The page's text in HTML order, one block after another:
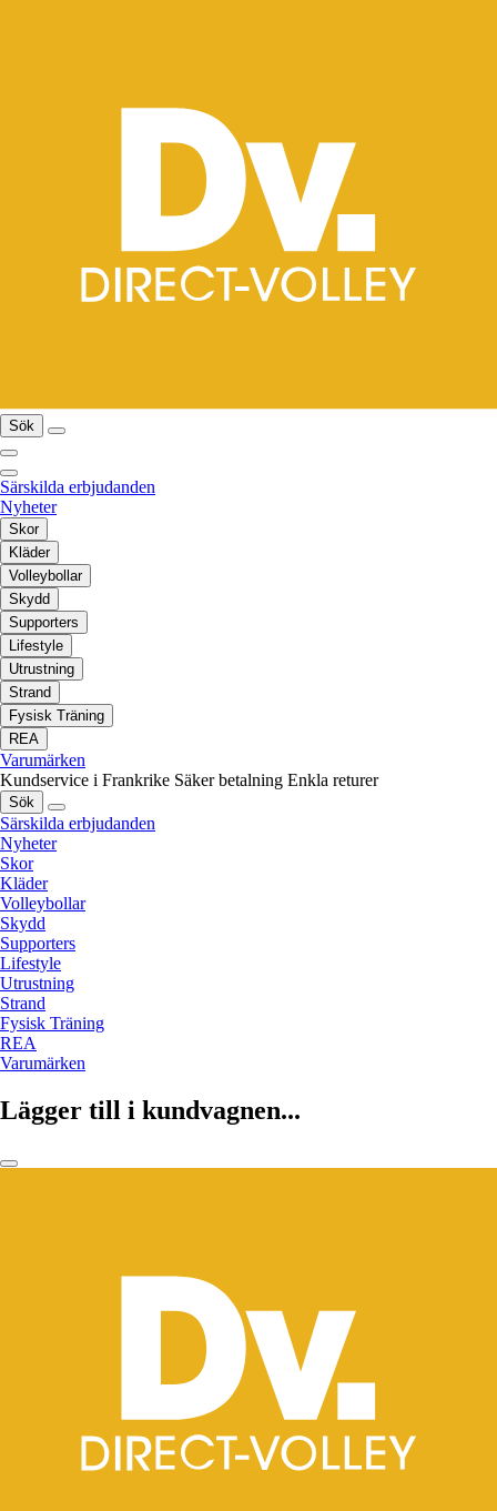
Sök
Särskilda erbjudanden
Nyheter
Skor
Kläder
Volleybollar
Skydd
Supporters
Lifestyle
Utrustning
Strand
Fysisk Träning
REA
Varumärken
Kundservice i Frankrike Säker betalning Enkla returer
Sök
Särskilda erbjudanden
Nyheter
Skor
Kläder
Volleybollar
Skydd
Supporters
Lifestyle
Utrustning
Strand
Fysisk Träning
REA
Varumärken
Lägger till i kundvagnen...